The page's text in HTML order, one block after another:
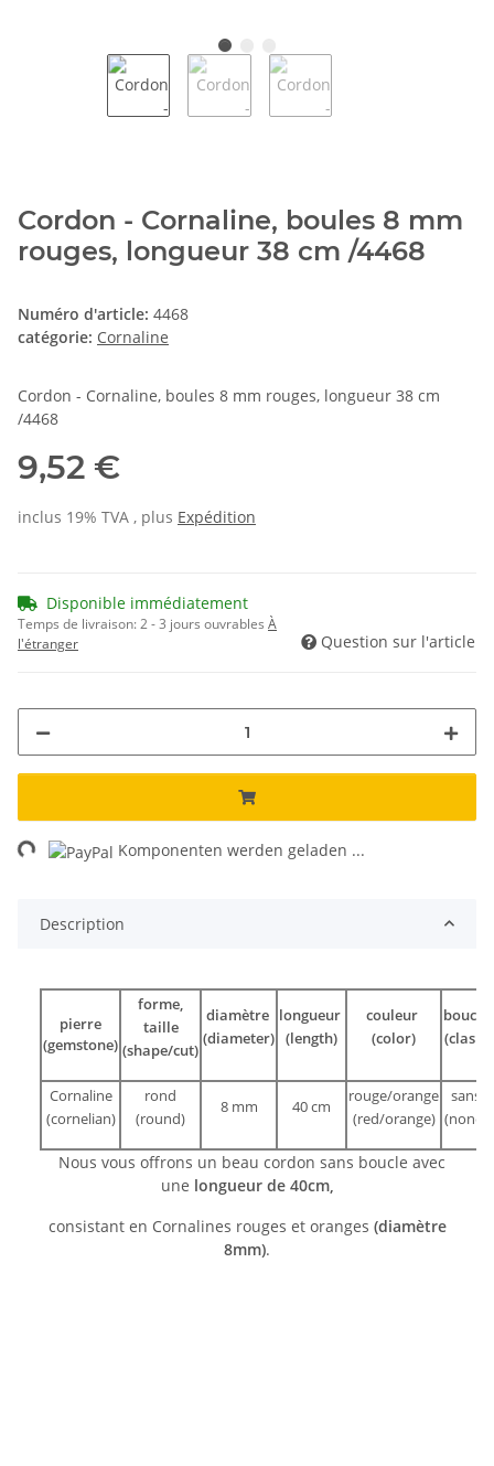
Cordon - Cornaline, boules 8 mm
rouges, longueur 38 cm /4468
Numéro d'article: 4468
catégorie: Cornaline
Cordon - Cornaline, boules 8 mm rouges, longueur 38 cm
/4468
9,52 €
inclus 19% TVA , plus Expédition
Disponible immédiatement
Temps de livraison:2 - 3 jours ouvrables À
l'étranger
Question sur l'article
Komponenten werden geladen ...
Description
pierre
(gemstone)
forme,
taille
(shape/cut)
diamètre
(diameter)
longueur
(length)
couleur
(color)
boucle
(clasp)
Cornaline
(cornelian)
rond
(round)
8 mm 40 cm
rouge/orange
(red/orange)
sans
(none)
Nous vous offrons un beau cordon sans boucle avec
une longueur de 40cm,
consistant en Cornalines rouges et oranges (diamètre
8mm).